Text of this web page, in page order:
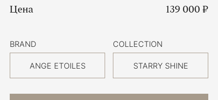
Цена 139 000 ₽
BRAND
ANGE ETOILES
COLLECTION
STARRY SHINE